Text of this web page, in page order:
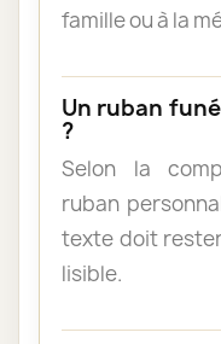
famille ou à la
Un ruban
?
Selon la
ruban
texte doit
lisible.